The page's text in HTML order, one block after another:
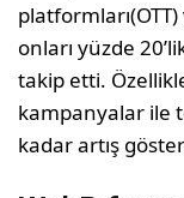
onları yüzde
takip etti.
kampanyalar ile
kadar artış